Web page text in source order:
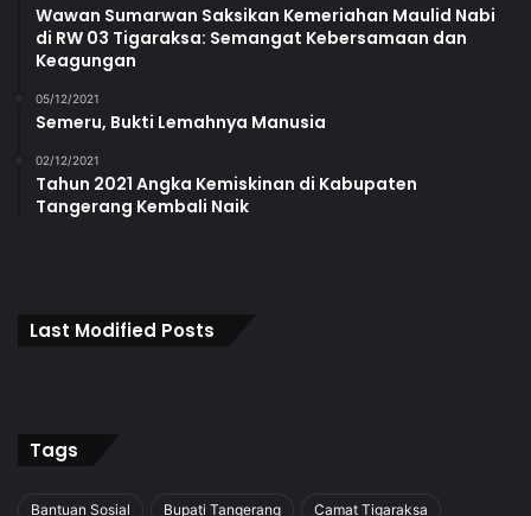
Wawan Sumarwan Saksikan Kemeriahan Maulid Nabi
di RW 03 Tigaraksa: Semangat Kebersamaan dan
Keagungan
05/12/2021
Semeru, Bukti Lemahnya Manusia
02/12/2021
Tahun 2021 Angka Kemiskinan di Kabupaten
Tangerang Kembali Naik
Last Modified Posts
Tags
Bantuan Sosial Bupati Tangerang Camat Tigaraksa